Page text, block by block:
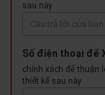
sau này
Số điện thoại để
chính xách để thuận
thiết kế sau này